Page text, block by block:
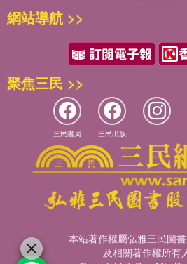
網站導航 >>
聚焦三民 >>
三民書局 三民出版
本站著作權屬弘雅三民圖
及相關著作權所有